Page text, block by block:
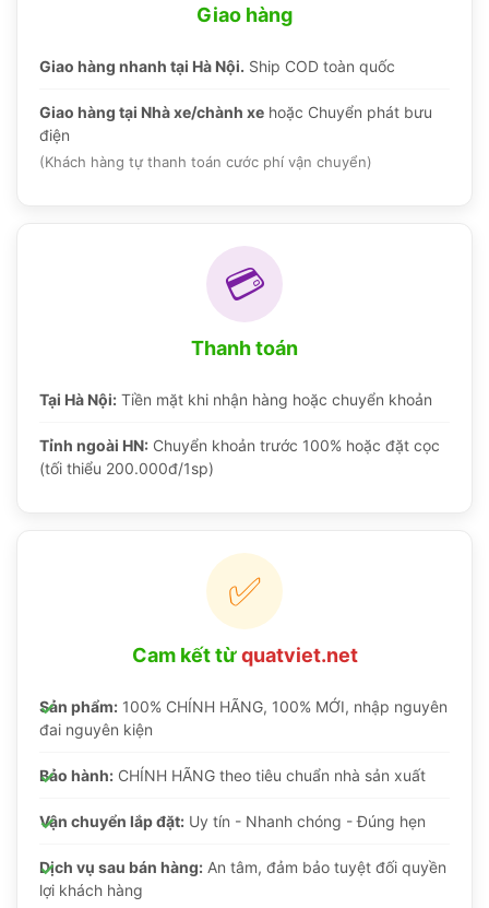
Giao hàng
Giao hàng nhanh tại Hà Nội. Ship COD toàn quốc
Giao hàng tại Nhà xe/chành xe hoặc Chuyển phát bưu
điện
(Khách hàng tự thanh toán cước phí vận chuyển)
💳
Thanh toán
Tại Hà Nội: Tiền mặt khi nhận hàng hoặc chuyển khoản
Tỉnh ngoài HN: Chuyển khoản trước 100% hoặc đặt cọc
(tối thiểu 200.000đ/1sp)
✅
Cam kết từquatviet.net
Sản phẩm: 100% CHÍNH HÃNG, 100% MỚI, nhập nguyên
đai nguyên kiện
Bảo hành: CHÍNH HÃNG theo tiêu chuẩn nhà sản xuất
Vận chuyển lắp đặt: Uy tín - Nhanh chóng - Đúng hẹn
Dịch vụ sau bán hàng: An tâm, đảm bảo tuyệt đối quyền
lợi khách hàng